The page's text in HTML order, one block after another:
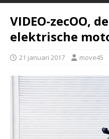
VIDEO-zecOO,
elektrische
21 januari 2017 move45